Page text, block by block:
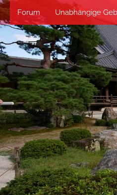
Forum Unabhängige